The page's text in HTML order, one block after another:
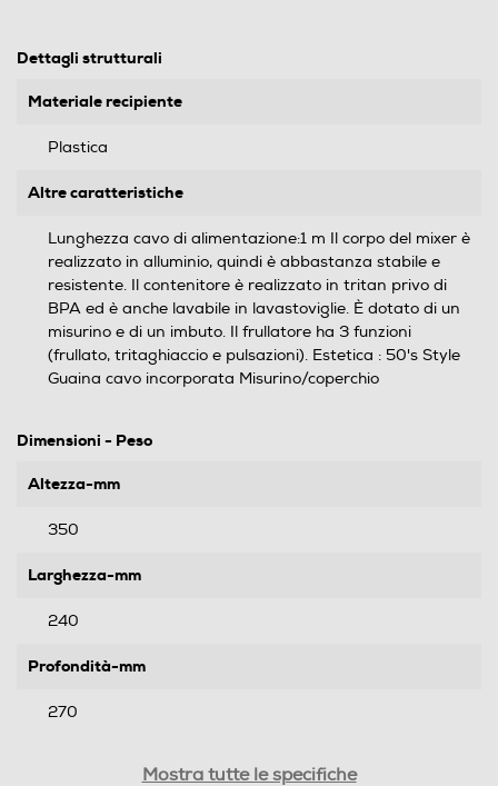
Dettagli strutturali
Materiale recipiente
Plastica
Altre caratteristiche
Lunghezza cavo di alimentazione:1 m Il corpo del mixer è
realizzato in alluminio, quindi è abbastanza stabile e
resistente. Il contenitore è realizzato in tritan privo di
BPA ed è anche lavabile in lavastoviglie. È dotato di un
misurino e di un imbuto. Il frullatore ha 3 funzioni
(frullato, tritaghiaccio e pulsazioni). Estetica : 50's Style
Guaina cavo incorporata Misurino/coperchio
Dimensioni - Peso
Altezza-mm
350
Larghezza-mm
240
Profondità-mm
270
Mostra tutte le specifiche